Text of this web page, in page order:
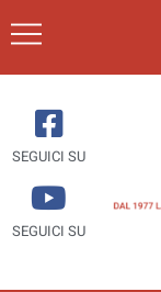
SEGUICI SU
SEGUICI SU